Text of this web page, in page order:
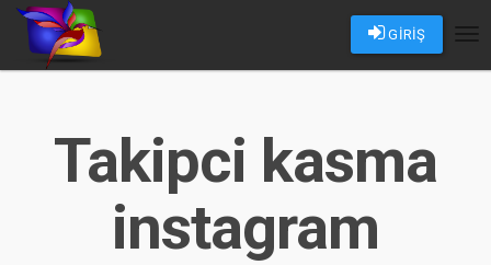
GİRİŞ
Takipci kasma
instagram